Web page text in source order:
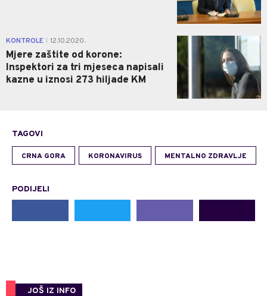
KONTROLE 12.10.2020.
Mjere zaštite od korone:
Inspektori za tri mjeseca napisali
kazne u iznosi 273 hiljade KM
0
TAGOVI
CRNA GORA KORONAVIRUS MENTALNO ZDRAVLJE
PODIJELI
JOŠ IZ INFO